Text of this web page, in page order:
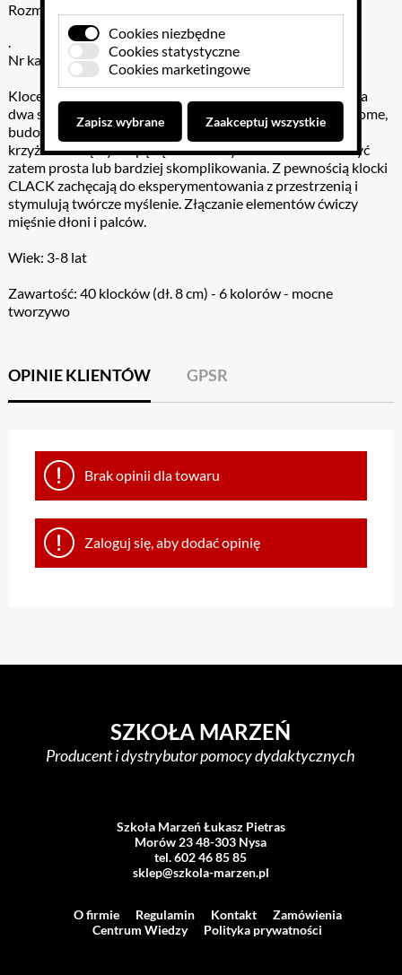
Rozmiar: .
.
Nr katalogowy: 030-8210
Klocek CLACK jest duży i łączy się z kolejnym w łańcuch na
dwa sposoby. Ponieważ dodatkowo złączenie to jest ruchome,
budowany łańcuch możemy skręcać pod różnym kątem,
krzyżować i łączyć w pętlę. Zabawa tymi klockami może być
zatem prosta lub bardziej skomplikowania. Z pewnością klocki
CLACK zachęcają do eksperymentowania z przestrzenią i
stymulują twórcze myślenie. Złączanie elementów ćwiczy
mięśnie dłoni i palców.
Wiek: 3-8 lat
Zawartość: 40 klocków (dł. 8 cm) - 6 kolorów - mocne
tworzywo
OPINIE KLIENTÓW GPSR
Brak opinii dla towaru
Zaloguj się, aby dodać opinię
SZKOŁA MARZEŃ
Producent i dystrybutor pomocy dydaktycznych
Szkoła Marzeń Łukasz Pietras
Morów 23 48-303 Nysa
tel. 602 46 85 85
sklep@szkola-marzen.pl
O firmie Regulamin Kontakt
Zamówienia
Centrum Wiedzy
Polityka prywatności
Cookies niezbędne
Cookies statystyczne
Cookies marketingowe
Zapisz wybrane Zaakceptuj wszystkie